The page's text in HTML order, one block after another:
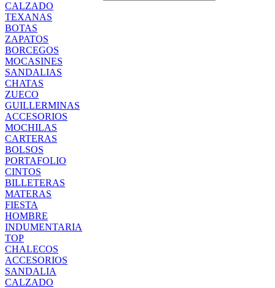
CALZADO
TEXANAS
BOTAS
ZAPATOS
BORCEGOS
MOCASINES
SANDALIAS
CHATAS
ZUECO
GUILLERMINAS
ACCESORIOS
MOCHILAS
CARTERAS
BOLSOS
PORTAFOLIO
CINTOS
BILLETERAS
MATERAS
FIESTA
HOMBRE
INDUMENTARIA
TOP
CHALECOS
ACCESORIOS
SANDALIA
CALZADO